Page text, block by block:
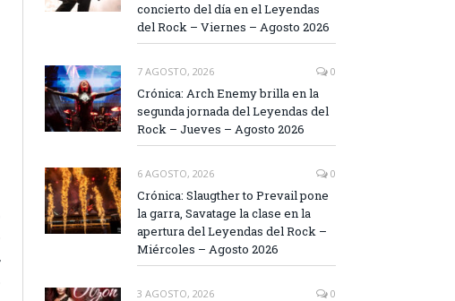
concierto del día en el Leyendas
del Rock – Viernes – Agosto 2026
7 AGOSTO, 2026 0
Crónica: Arch Enemy brilla en la
segunda jornada del Leyendas del
Rock – Jueves – Agosto 2026
6 AGOSTO, 2026 0
Crónica: Slaugther to Prevail pone
la garra, Savatage la clase en la
apertura del Leyendas del Rock –
Miércoles – Agosto 2026
3 AGOSTO, 2026 0